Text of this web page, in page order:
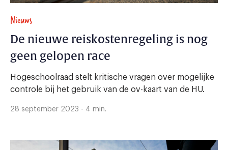
Nieuws
De nieuwe reiskostenregeling is nog
geen gelopen race
Hogeschoolraad stelt kritische vragen over mogelijke
controle bij het gebruik van de ov-kaart van de HU.
28 september 2023 - 4 min.